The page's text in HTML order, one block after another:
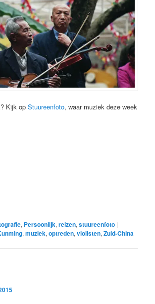
Kijk opStuureenfoto, waar muziek deze week
, Persoonlijk,reizen,stuureenfoto |
,muziek,optreden,violisten,Zuid-China